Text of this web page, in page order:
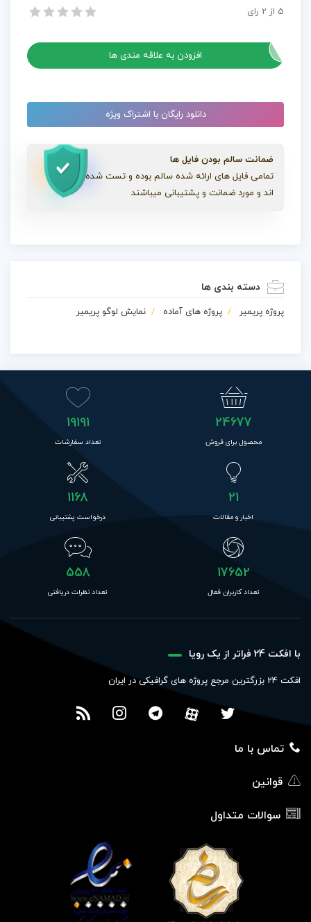
Forest
پروژه نمایش لوگو پریمیر در جنگل زمستانی Winter Forest
5 از 2 رای
افزودن به علاقه مندی ها
دانلود رایگان با اشتراک ویژه
ضمانت سالم بودن فایل ها
تمامی فایل های ارائه شده سالم بوده و تست شده
اند و مورد ضمانت و پشتیبانی میباشند
دسته بندی ها
پروژه پریمیر پروژه های آماده نمایش لوگو پریمیر
24677
محصول برای فروش
19191
تعداد سفارشات
21
اخبار و مقالات
1168
درخواست پشتیبانی
17652
تعداد کاربران فعال
558
تعداد نظرات دریافتی
با افکت 24 فراتر از یک رویا
افکت 24 بزرگترین مرجع پروژه های گرافیکی در ایران
تماس با ما
قوانین
سوالات متداول